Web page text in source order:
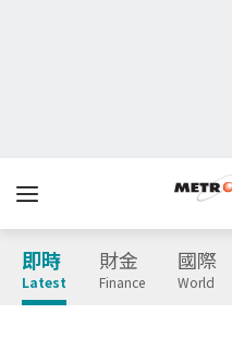
即時
Latest
財金
Finance
國際
World